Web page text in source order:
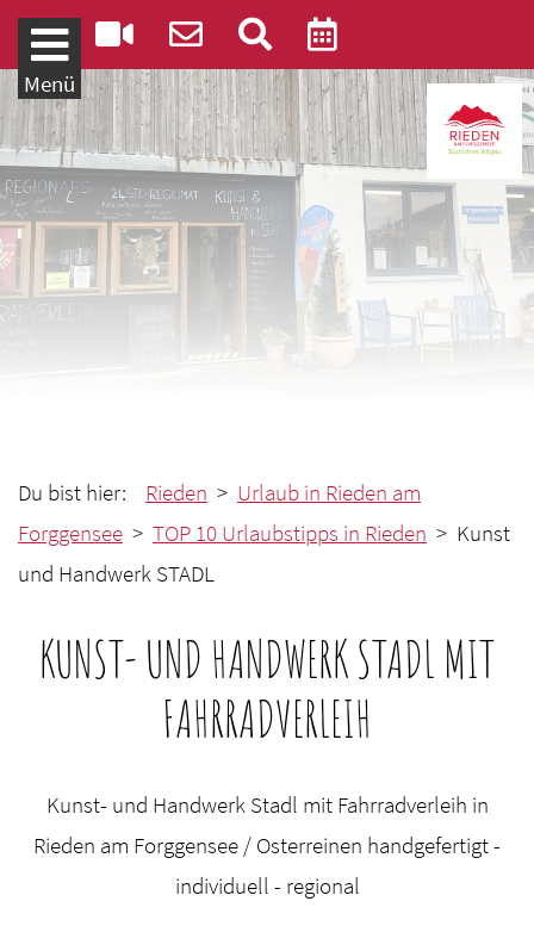
Weiter zum Inhalt
Menü
Du bist hier: Rieden > Urlaub in Rieden am
Forggensee > TOP 10 Urlaubstipps in Rieden > Kunst
und Handwerk STADL
KUNST- UND HANDWERK STADL MIT
FAHRRADVERLEIH
Kunst- und Handwerk Stadl mit Fahrradverleih in
Rieden am Forggensee / Osterreinen handgefertigt -
individuell - regional